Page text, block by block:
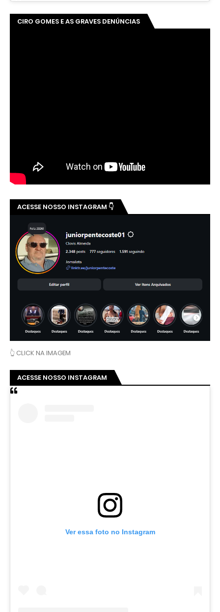
CIRO GOMES E AS GRAVES DENÚNCIAS
ACESSE NOSSO INSTAGRAM 👇
👆 CLICK NA IMAGEM
ACESSE NOSSO INSTAGRAM
Ver essa foto no Instagram